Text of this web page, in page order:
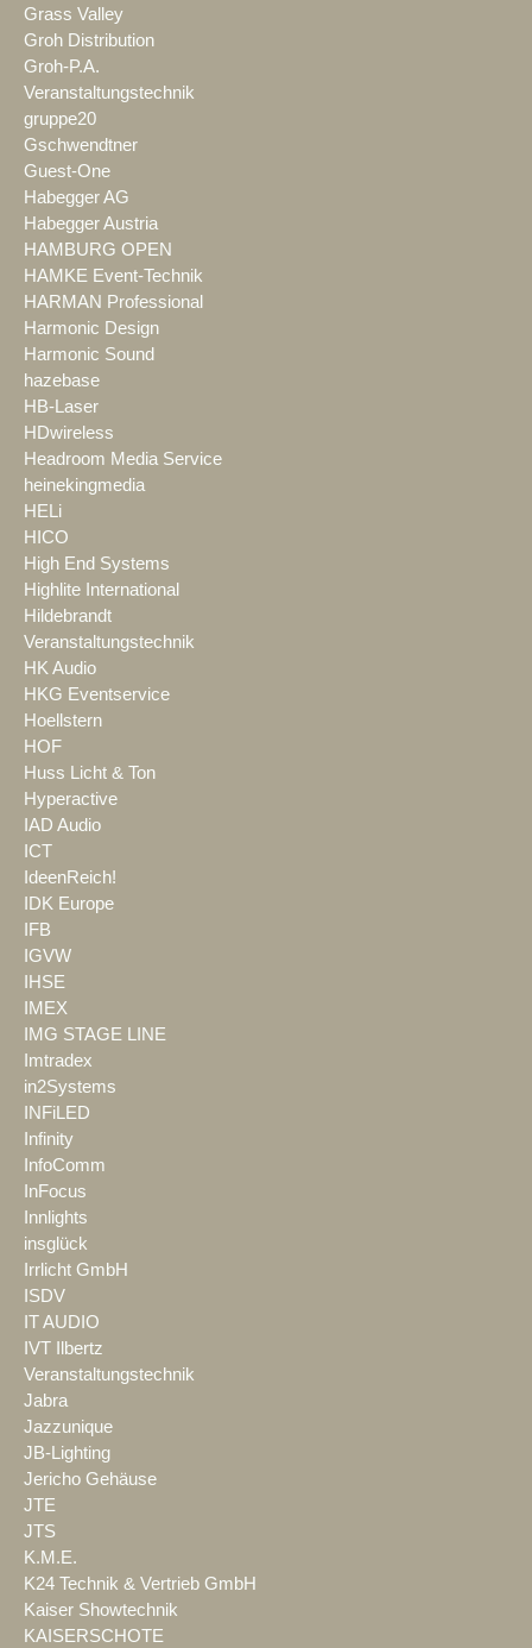
Grass Valley
Groh Distribution
Groh-P.A.
Veranstaltungstechnik
gruppe20
Gschwendtner
Guest-One
Habegger AG
Habegger Austria
HAMBURG OPEN
HAMKE Event-Technik
HARMAN Professional
Harmonic Design
Harmonic Sound
hazebase
HB-Laser
HDwireless
Headroom Media Service
heinekingmedia
HELi
HICO
High End Systems
Highlite International
Hildebrandt
Veranstaltungstechnik
HK Audio
HKG Eventservice
Hoellstern
HOF
Huss Licht & Ton
Hyperactive
IAD Audio
ICT
IdeenReich!
IDK Europe
IFB
IGVW
IHSE
IMEX
IMG STAGE LINE
Imtradex
in2Systems
INFiLED
Infinity
InfoComm
InFocus
Innlights
insglück
Irrlicht GmbH
ISDV
IT AUDIO
IVT Ilbertz
Veranstaltungstechnik
Jabra
Jazzunique
JB-Lighting
Jericho Gehäuse
JTE
JTS
K.M.E.
K24 Technik & Vertrieb GmbH
Kaiser Showtechnik
KAISERSCHOTE